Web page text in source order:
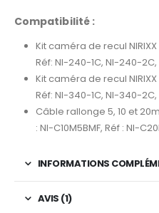
Compatibilité :
Kit caméra de recul
Réf: NI-240-1C, NI-240-
Kit caméra de recul
Réf: NI-340-1C, NI-340-
Câble rallonge 5, 10 et 20m
: NI-C10M5BMF, Réf : NI-
INFORMATIONS
AVIS (1)